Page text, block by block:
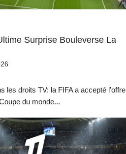
Surprise Bouleverse La
les droits TV: la FIFA a accepté l’offre
du monde...